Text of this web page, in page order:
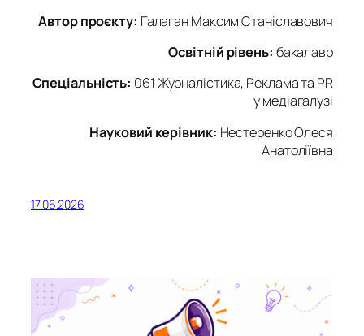
Автор проєкту: Галаган Максим Станіславович
Освітній рівень: бакалавр
Спеціальність: 061 Журналістика, Реклама та PR
у медіагалузі
Науковий керівник: Нестеренко Олеся
Анатоліївна
17.06.2026